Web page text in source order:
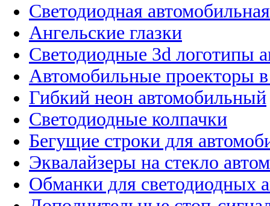
Светодиодная
Ангельские глазки
Светодиодные 3d логотипы
Автомобильные проекторы
Гибкий неон автомобильный
Светодиодные колпачки
Бегущие строки для
Эквалайзеры на стекло
Обманки для светодиодных